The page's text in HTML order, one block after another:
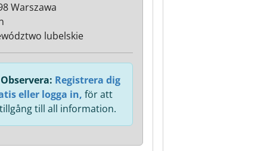
Warszawa
lubelskie
Registrera dig
eller logga in, för att
till all information.